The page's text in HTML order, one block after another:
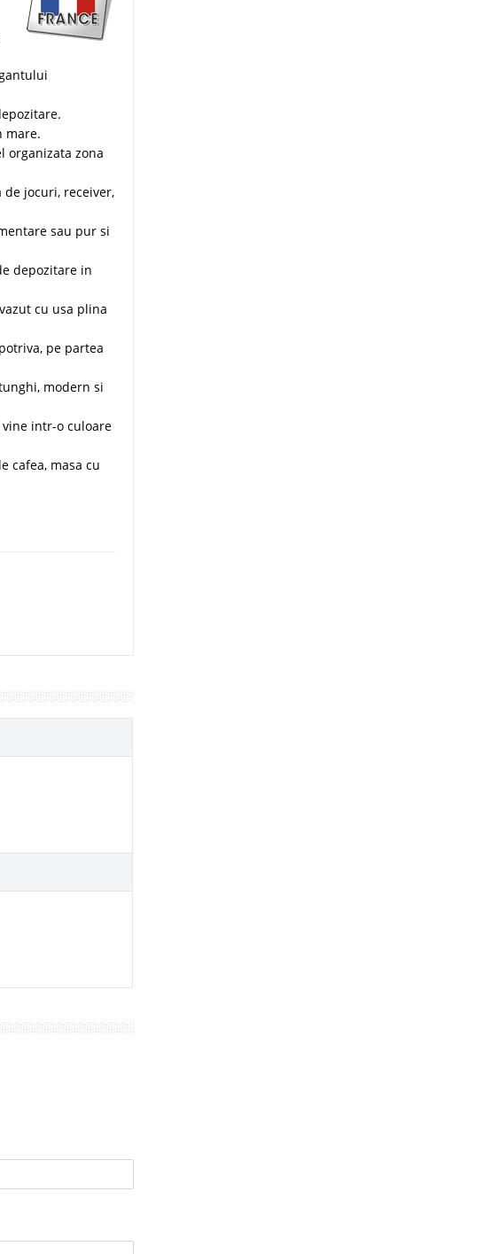
mare.
organizata zona
jocuri, receiver,
sau pur si
depozitare in
cu usa plina
pe partea
modern si
intr-o culoare
cafea, masa cu